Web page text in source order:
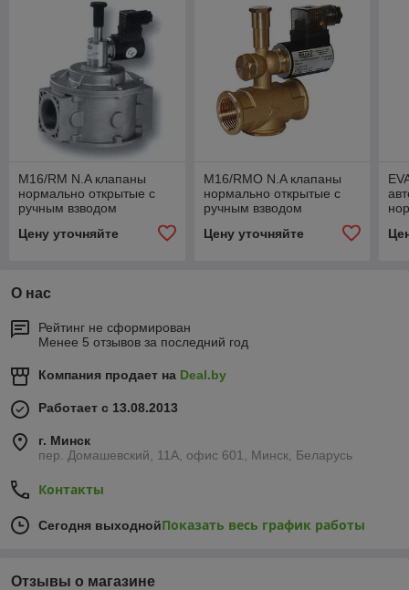
M16/RM N.A клапаны
нормально открытые c
ручным взводом
Цену уточняйте
M16/RMO N.A клапаны
нормально открытые c
ручным взводом
Цену уточняйте
О нас
Рейтинг не сформирован
Менее 5 отзывов за последний год
Компания продает на Deal.by
Работает с 13.08.2013
г. Минск
пер. Домашевский, 11А, офис 601, Минск, Беларусь
Контакты
Сегодня выходнойПоказать весь график работы
Отзывы о магазине